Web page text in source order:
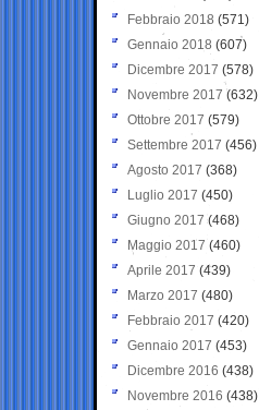
Febbraio 2018 (571)
Gennaio 2018 (607)
Dicembre 2017 (578)
Novembre 2017 (632)
Ottobre 2017 (579)
Settembre 2017 (456)
Agosto 2017 (368)
Luglio 2017 (450)
Giugno 2017 (468)
Maggio 2017 (460)
Aprile 2017 (439)
Marzo 2017 (480)
Febbraio 2017 (420)
Gennaio 2017 (453)
Dicembre 2016 (438)
Novembre 2016 (438)